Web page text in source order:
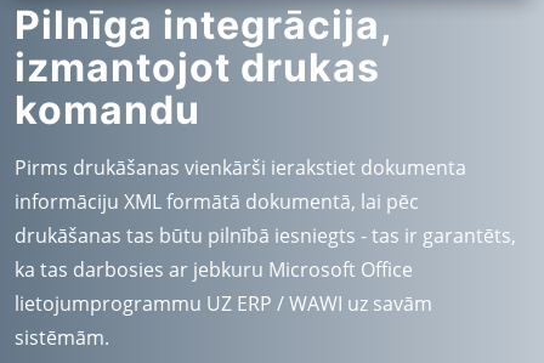
Pilnīga integrācija,
izmantojot drukas
komandu
Pirms drukāšanas vienkārši ierakstiet dokumenta
informāciju XML formātā dokumentā, lai pēc
drukāšanas tas būtu pilnībā iesniegts - tas ir garantēts,
ka tas darbosies ar jebkuru Microsoft Office
lietojumprogrammu UZ ERP / WAWI uz savām
sistēmām.